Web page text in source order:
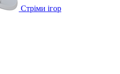
Стріми ігор